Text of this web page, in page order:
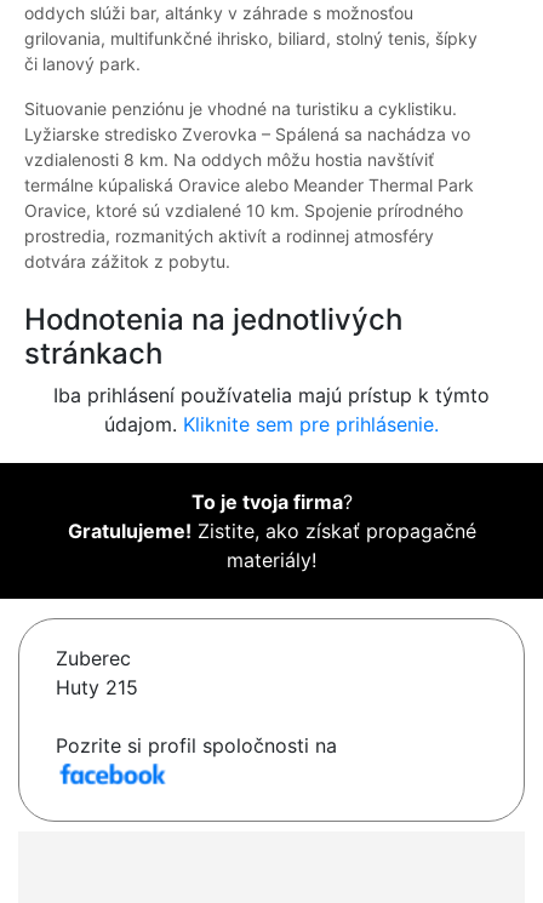
oddych slúži bar, altánky v záhrade s možnosťou
grilovania, multifunkčné ihrisko, biliard, stolný tenis, šípky
či lanový park.
Situovanie penziónu je vhodné na turistiku a cyklistiku.
Lyžiarske stredisko Zverovka – Spálená sa nachádza vo
vzdialenosti 8 km. Na oddych môžu hostia navštíviť
termálne kúpaliská Oravice alebo Meander Thermal Park
Oravice, ktoré sú vzdialené 10 km. Spojenie prírodného
prostredia, rozmanitých aktivít a rodinnej atmosféry
dotvára zážitok z pobytu.
Hodnotenia na jednotlivých
stránkach
Iba prihlásení používatelia majú prístup k týmto
údajom. Kliknite sem pre prihlásenie.
To je tvoja firma?
Gratulujeme! Zistite, ako získať propagačné
materiály!
Zuberec
Huty 215
Pozrite si profil spoločnosti na